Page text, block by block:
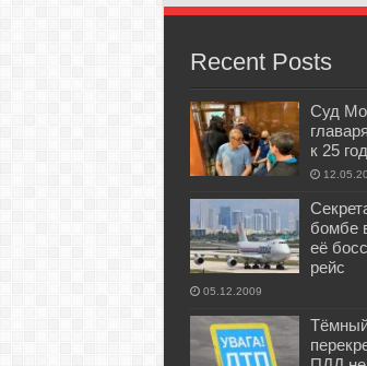
Recent Posts
Суд
к 25
бомбе
её
рейс
05.12.2009